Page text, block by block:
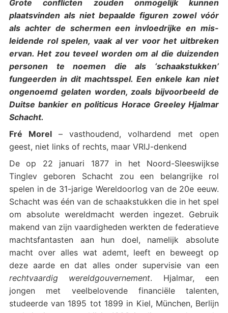
Grote conflicten zouden onmogelijk kunnen
plaatsvinden als niet bepaalde figuren zowel vóór
als achter de schermen een invloedrijke en mis-
leidende rol spelen, vaak al ver voor het uitbreken
ervan. Het zou teveel worden om al die duizenden
personen te noemen die als ‘schaakstukken’
fungeerden in dit machtsspel. Een enkele kan niet
ongenoemd gelaten worden, zoals bijvoorbeeld de
Duitse bankier en politicus Horace Greeley Hjalmar
Schacht.
Fré Morel – vasthoudend, volhardend met open
geest, niet links of rechts, maar VRIJ-denkend
De op 22 januari 1877 in het Noord-Sleeswijkse
Tinglev geboren Schacht zou een belangrijke rol
spelen in de 31-jarige Wereldoorlog van de 20e eeuw.
Schacht was één van de schaakstukken die in het spel
om absolute wereldmacht werden ingezet. Gebruik
makend van zijn vaardigheden werkten de federatieve
machtsfantasten aan hun doel, namelijk absolute
macht over alles wat ademt, leeft en beweegt op
deze aarde en dat alles onder supervisie van een
rechtvaardig wereldgouvernement. Hjalmar, een
jongen met veelbelovende financiële talenten,
studeerde van 1895 tot 1899 in Kiel, München, Berlijn